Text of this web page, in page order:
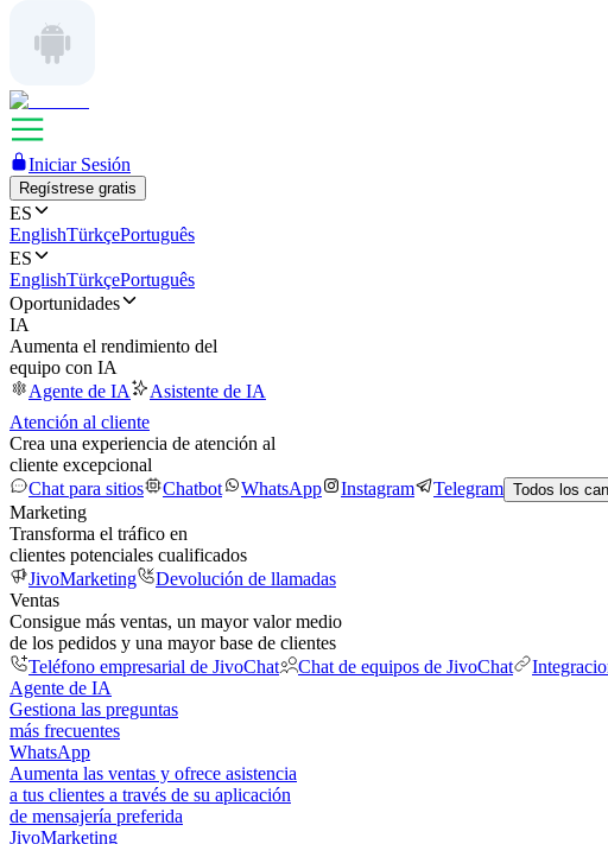
Iniciar Sesión
Regístrese gratis
ES
EnglishTürkçePortuguês
ES
EnglishTürkçePortuguês
Oportunidades
IA
Aumenta el rendimiento del
equipo con IA
Agente de IA
Asistente de IA
Atención al cliente
Crea una experiencia de atención al
cliente excepcional
Chat para sitios
Chatbot WhatsApp Instagram Telegram Todos los
Marketing
Transforma el tráfico en
clientes potenciales cualificados
JivoMarketing
Devolución de llamadas
Ventas
Consigue más ventas, un mayor valor medio
de los pedidos y una mayor base de clientes
Teléfono empresarial de JivoChat
Chat de equipos de JivoChat
Agente de IA
Gestiona las preguntas
más frecuentes
WhatsApp
Aumenta las ventas y ofrece asistencia
a tus clientes a través de su aplicación
de mensajería preferida
JivoMarketing